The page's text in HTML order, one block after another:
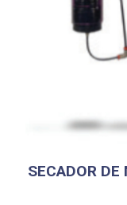
SECADOR DE